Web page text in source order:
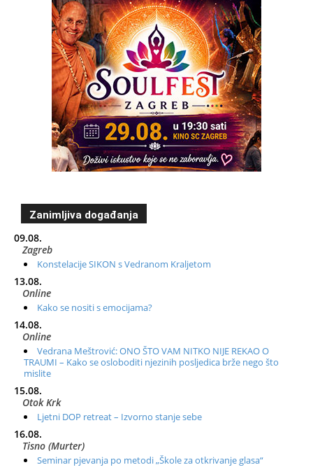
Zanimljiva događanja
09.08.
Zagreb
Konstelacije SIKON s Vedranom Kraljetom
13.08.
Online
Kako se nositi s emocijama?
14.08.
Online
Vedrana Meštrović: ONO ŠTO VAM NITKO NIJE REKAO O
TRAUMI – Kako se osloboditi njezinih posljedica brže nego što
mislite
15.08.
Otok Krk
Ljetni DOP retreat – Izvorno stanje sebe
16.08.
Tisno (Murter)
Seminar pjevanja po metodi „Škole za otkrivanje glasa“